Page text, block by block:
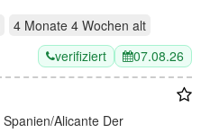
4 Monate 4 Wochen alt
verifiziert 07.08.26
Spanien/Alicante Der